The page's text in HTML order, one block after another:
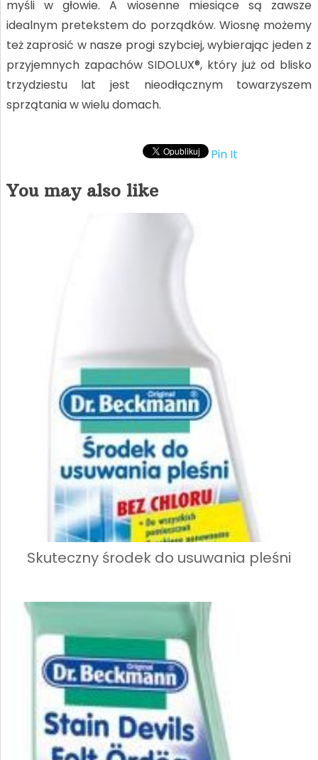
myśli w głowie. A wiosenne miesiące są zawsze
idealnym pretekstem do porządków. Wiosnę możemy
też zaprosić w nasze progi szybciej, wybierając jeden z
przyjemnych zapachów SIDOLUX®, który już od blisko
trzydziestu lat jest nieodłącznym towarzyszem
sprzątania w wielu domach.
Pin It
You may also like
Skuteczny środek do usuwania pleśni